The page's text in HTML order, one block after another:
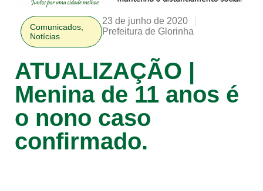
Comunicados
Notícias
23 de junho de 2020
Prefeitura de Glorinha
ATUALIZAÇÃO |
Menina de 11 anos é
o nono caso
confirmado.